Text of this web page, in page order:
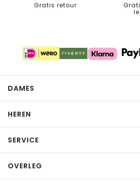
Gratis retour
DAMES
HEREN
SERVICE
OVERLEG